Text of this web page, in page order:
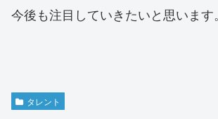
今後も注目していきたいと思います。
タレント